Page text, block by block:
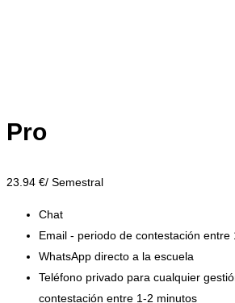
Pro
23.94 €/ Semestral
Chat
Email - periodo de contestación entre
WhatsApp directo a la escuela
Teléfono privado para cualquier
contestación entre 1-2 minutos